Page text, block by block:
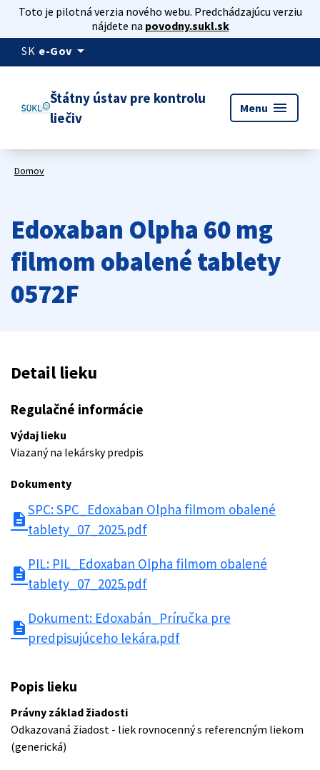
Toto je pilotná verzia nového webu. Predchádzajúcu verziu
nájdete na povodny.sukl.sk
SK e-Gov arrow_drop_down
Štátny ústav pre kontrolu
liečiv
Menu menu
Domov
Edoxaban Olpha 60 mg
filmom obalené tablety
0572F
Detail lieku
Regulačné informácie
Výdaj lieku
Viazaný na lekársky predpis
Dokumenty
description
SPC: SPC_Edoxaban Olpha filmom obalené
tablety_07_2025.pdf
description
PIL: PIL_Edoxaban Olpha filmom obalené
tablety_07_2025.pdf
description
Dokument: Edoxabán_Príručka pre
predpisujúceho lekára.pdf
Popis lieku
Právny základ žiadosti
Odkazovaná žiadost - liek rovnocenný s referencným liekom
(generická)